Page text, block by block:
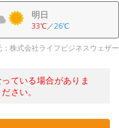
明日
33℃／26℃
株式会社ライフビジネスウェザー
ている場合がありま
さい。